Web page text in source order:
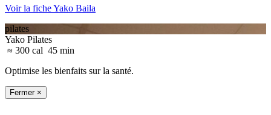
Voir la fiche Yako Baila
pilates
Yako Pilates
≈ 300 cal 45 min
Optimise les bienfaits sur la santé.
Fermer ×